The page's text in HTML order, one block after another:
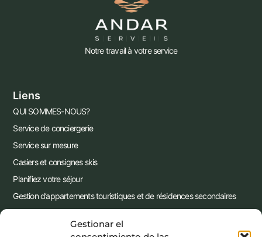
Gestionar el
Notre travail à votre service
Liens
QUI SOMMES-NOUS?
Service de conciergerie
Service sur mesure
Casiers et consignes skis
Planifiez votre séjour
Gestion d’appartements touristiques et de résidences secondaires